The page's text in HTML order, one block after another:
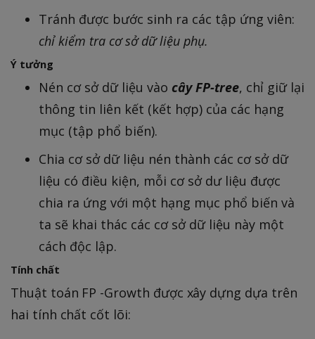
Tránh được bước sinh ra các tập ứng viên:
chỉ kiểm tra cơ sở dữ liệu phụ.
Ý tưởng
Nén cơ sở dữ liệu vào cây FP-tree, chỉ giữ lại
thông tin liên kết (kết hợp) của các hạng
mục (tập phổ biến).
Chia cơ sở dữ liệu nén thành các cơ sở dữ
liệu có điều kiện, mỗi cơ sở dư liệu được
chia ra ứng với một hạng mục phổ biến và
ta sẽ khai thác các cơ sở dữ liệu này một
cách độc lập.
Tính chất
Thuật toán FP -Growth được xây dựng dựa trên
hai tính chất cốt lõi: